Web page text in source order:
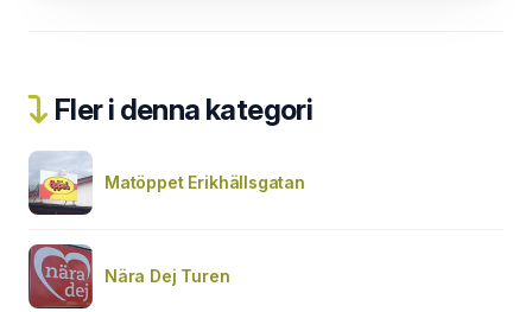
Fler i denna kategori
Matöppet Erikhällsgatan
Nära Dej Turen